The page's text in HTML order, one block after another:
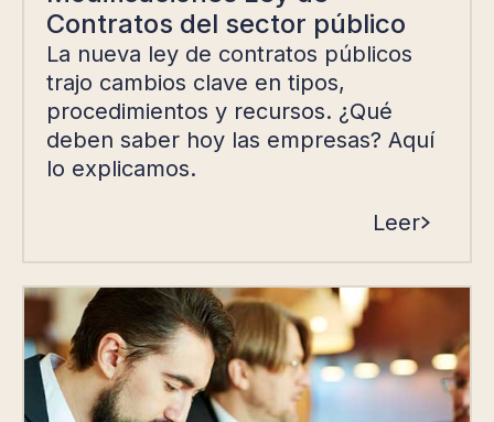
Contratos del sector público
La nueva ley de contratos públicos
trajo cambios clave en tipos,
procedimientos y recursos. ¿Qué
deben saber hoy las empresas? Aquí
lo explicamos.
Leer